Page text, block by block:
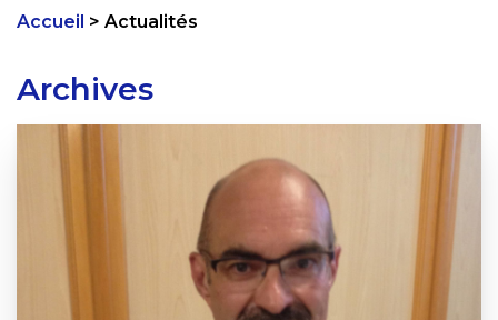
Accueil Actualités
Archives